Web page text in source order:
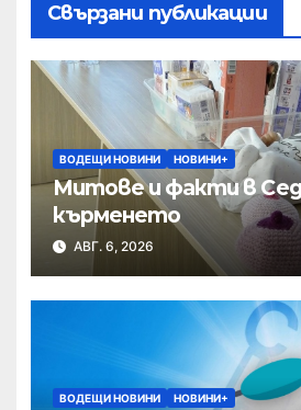
Свързани публикации
ВОДЕЩИ НОВИНИ НОВИНИ+
Митове и факти в
кърменето
АВГ. 6, 2026
ВОДЕЩИ НОВИНИ НОВИНИ+